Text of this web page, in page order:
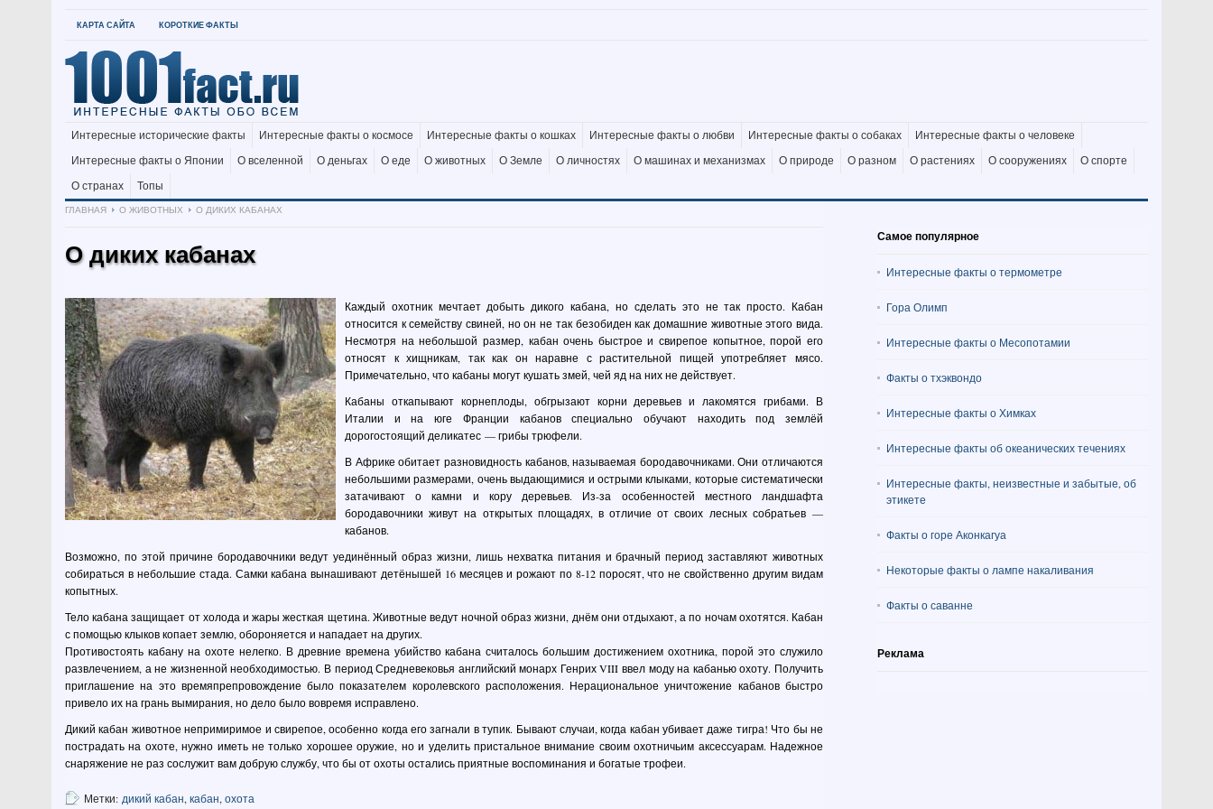
КАРТА САЙТА КОРОТКИЕ ФАКТЫ
Интересные исторические факты Интересные факты о космосе Интересные факты о кошках Интересные факты о любви Интересные факты о собаках
Интересные факты о человеке
Интересные факты о Японии
О вселенной О деньгах О еде О животных О Земле О личностях О машинах и механизмах О природе О разном О растениях О сооружениях
О спорте
О странах
Топы
ГЛАВНАЯ
О ЖИВОТНЫХ О ДИКИХ КАБАНАХ
О диких кабанах
Каждый охотник мечтает добыть дикого кабана, но сделать это не так просто. Кабан
относится к семейству свиней, но он не так безобиден как домашние животные этого вида.
Несмотря на небольшой размер, кабан очень быстрое и свирепое копытное, порой его
относят к хищникам, так как он наравне с растительной пищей употребляет мясо.
Примечательно, что кабаны могут кушать змей, чей яд на них не действует.
Кабаны откапывают корнеплоды, обгрызают корни деревьев и лакомятся грибами. В
Италии и на юге Франции кабанов специально обучают находить под землёй
дорогостоящий деликатес — грибы трюфели.
В Африке обитает разновидность кабанов, называемая бородавочниками. Они отличаются
небольшими размерами, очень выдающимися и острыми клыками, которые систематически
затачивают о камни и кору деревьев. Из-за особенностей местного ландшафта
бородавочники живут на открытых площадях, в отличие от своих лесных собратьев —
кабанов.
Возможно, по этой причине бородавочники ведут уединённый образ жизни, лишь нехватка питания и брачный период заставляют животных
собираться в небольшие стада. Самки кабана вынашивают детёнышей 16 месяцев и рожают по 8-12 поросят, что не свойственно другим видам
копытных.
Тело кабана защищает от холода и жары жесткая щетина. Животные ведут ночной образ жизни, днём они отдыхают, а по ночам охотятся. Кабан
с помощью клыков копает землю, обороняется и нападает на других.
Противостоять кабану на охоте нелегко. В древние времена убийство кабана считалось большим достижением охотника, порой это служило
развлечением, а не жизненной необходимостью. В период Средневековья английский монарх Генрих VIII ввел моду на кабанью охоту. Получить
приглашение на это времяпрепровождение было показателем королевского расположения. Нерациональное уничтожение кабанов быстро
привело их на грань вымирания, но дело было вовремя исправлено.
Дикий кабан животное непримиримое и свирепое, особенно когда его загнали в тупик. Бывают случаи, когда кабан убивает даже тигра! Что бы не
пострадать на охоте, нужно иметь не только хорошее оружие, но и уделить пристальное внимание своим охотничьим аксессуарам. Надежное
снаряжение не раз сослужит вам добрую службу, что бы от охоты остались приятные воспоминания и богатые трофеи.
Метки: дикий кабан, кабан, охота
Самое популярное
Интересные факты о термометре
Гора Олимп
Интересные факты о Месопотамии
Факты о тхэквондо
Интересные факты о Химках
Интересные факты об океанических течениях
Интересные факты, неизвестные и забытые, об
этикете
Факты о горе Аконкагуа
Некоторые факты о лампе накаливания
Факты о саванне
Реклама